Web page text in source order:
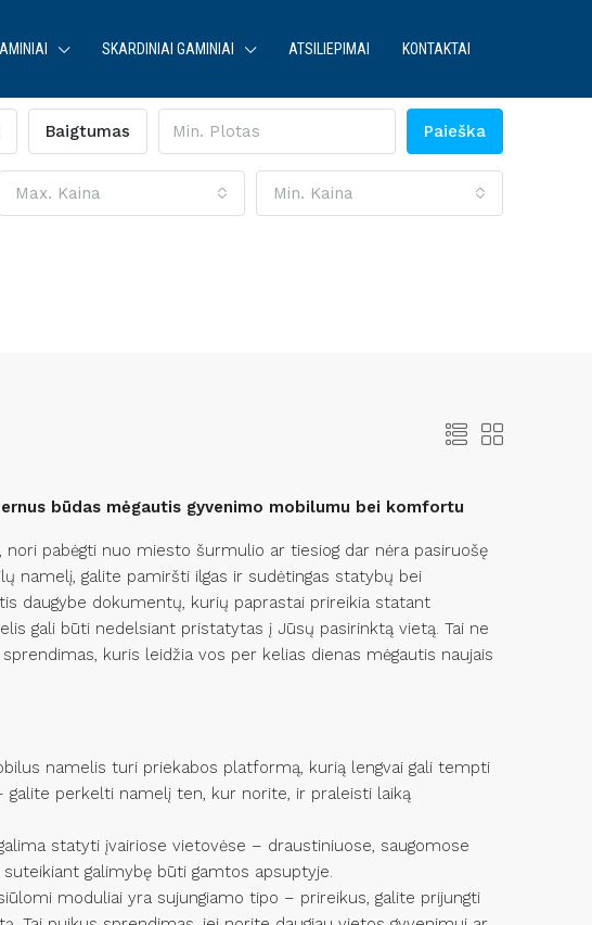
SKARDINIAI GAMINIAI ATSILIEPIMAI KONTAKTAI
Baigtumas Paieška
Max. Kaina Min. Kaina
būdas mėgautis gyvenimo mobilumu bei komfortu
pabėgti nuo miesto šurmulio ar tiesiog dar nėra pasiruošę
namelį, galite pamiršti ilgas ir sudėtingas statybų bei
daugybe dokumentų, kurių paprastai prireikia statant
gali būti nedelsiant pristatytas į Jūsų pasirinktą vietą. Tai ne
kuris leidžia vos per kelias dienas mėgautis naujais
namelis turi priekabos platformą, kurią lengvai gali tempti
galite perkelti namelį ten, kur norite, ir praleisti laiką
statyti įvairiose vietovėse – draustiniuose, saugomose
galimybę būti gamtos apsuptyje.
moduliai yra sujungiamo tipo – prireikus, galite prijungti